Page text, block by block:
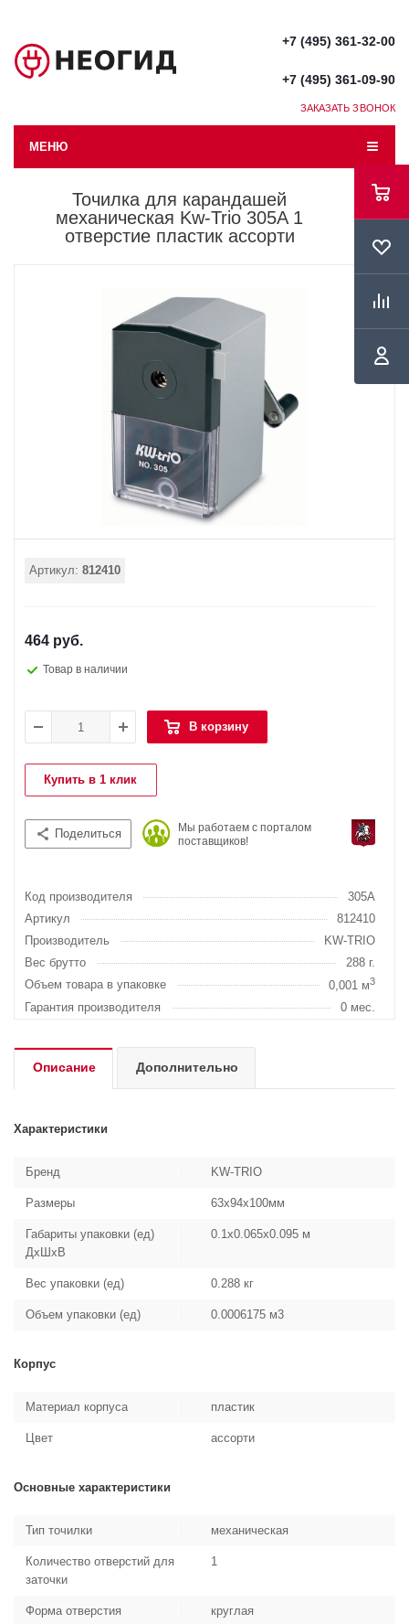
+7 (495) 361-32-00
+7 (495) 361-09-90
ЗАКАЗАТЬ ЗВОНОК
МЕНЮ
Точилка для карандашей
механическая Kw-Trio 305A 1
отверстие пластик ассорти
Артикул: 812410
464 руб.
Товар в наличии
В корзину
Купить в 1 клик
Поделиться
Мы работаем с порталом
поставщиков!
Код производителя
305A
Артикул
812410
Производитель
KW-TRIO
Вес брутто
288 г.
Объем товара в упаковке
0,001 м3
Гарантия производителя 0 мес.
Описание Дополнительно
Характеристики
Бренд KW-TRIO
Размеры 63x94x100мм
Габариты упаковки (ед)
ДхШхВ
0.1x0.065x0.095 м
Вес упаковки (ед) 0.288 кг
Объем упаковки (ед) 0.0006175 м3
Корпус
Материал корпуса пластик
Цвет ассорти
Основные характеристики
Тип точилки механическая
Количество отверстий для
заточки
1
Форма отверстия круглая